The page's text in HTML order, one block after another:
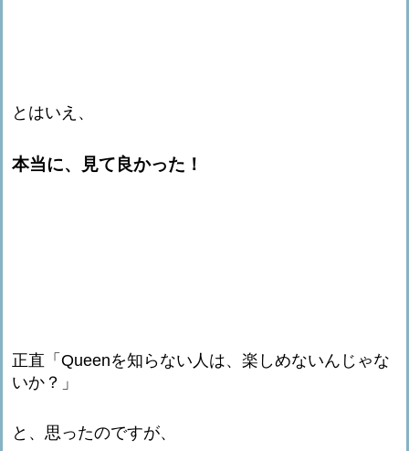
とはいえ、
本当に、 見て良かった！
正直「Queenを知らない人は、楽しめないんじゃな
いか？」
と、思ったのですが、